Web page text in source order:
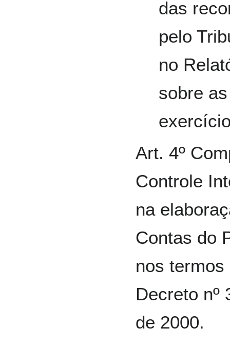
das
pelo
no
sobre
Art. 4º
Controle
na
Contas do
nos
Decreto nº
de 2000.